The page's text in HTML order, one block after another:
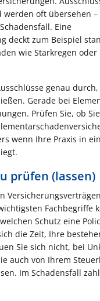
werden oft übersehen –
Eine
deckt zum Beispiel
wie Starkregen oder
genau
Gerade bei
Prüfen Sie, ob
wenn Ihre Praxis in
prüfen (lassen)
Fachbegriffe
Schutz eine
die Zeit, Ihre
Sie sich nicht, bei
auch von Ihrem
Im Schadensfall